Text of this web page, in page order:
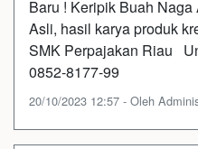
Baru ! Keripik Buah
Asli, hasil karya produk
SMK Perpajakan Riau
0852-8177-99
20/10/2023 12:57 - Oleh